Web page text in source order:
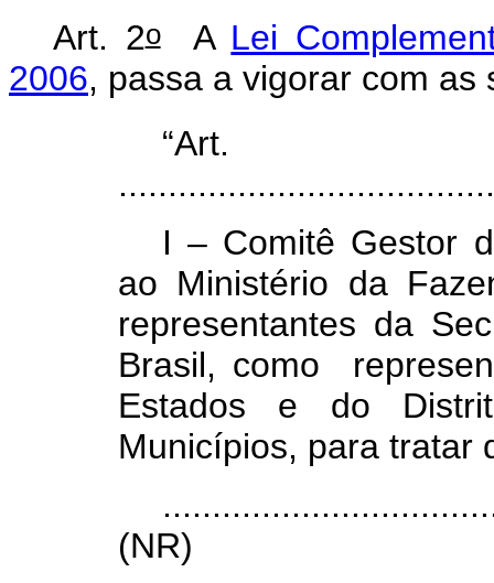
Art. 2oA Lei
2006, passa a vigorar com
I – Comitê Gestor
ao Ministério da
representantes da
Brasil, como
Estados e do
Municípios, para tratar
(NR)